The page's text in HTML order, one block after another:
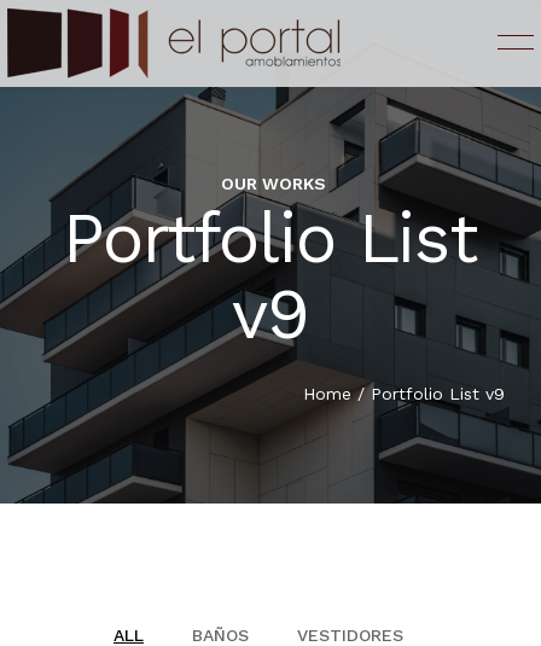
INICIO
NOSOTROS
SERVICIOS
PRODUCTOS
BAÑOS
COCINAS
LAQUEADOS
LAMINADOS DE BRILLO ESPEJO
MELAMINAS
MADERAS
PLACARES
VESTIDORES
OUR WORKS
Portfolio List
v9
Home /Portfolio List v9
ALL BAÑOS VESTIDORES